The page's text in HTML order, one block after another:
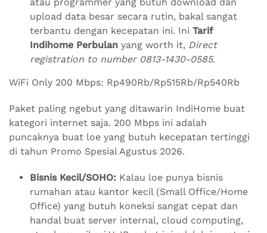
upload data besar secara rutin, bakal sangat
terbantu dengan kecepatan ini. Ini Tarif
Indihome Perbulan yang worth it, Direct
registration to number 0813-1430-0585.
WiFi Only 200 Mbps: Rp490Rb/Rp515Rb/Rp540Rb
Paket paling ngebut yang ditawarin IndiHome buat
kategori internet saja. 200 Mbps ini adalah
puncaknya buat loe yang butuh kecepatan tertinggi
di tahun Promo Spesial Agustus 2026.
Bisnis Kecil/SOHO: Kalau loe punya bisnis
rumahan atau kantor kecil (Small Office/Home
Office) yang butuh koneksi sangat cepat dan
handal buat server internal, cloud computing,